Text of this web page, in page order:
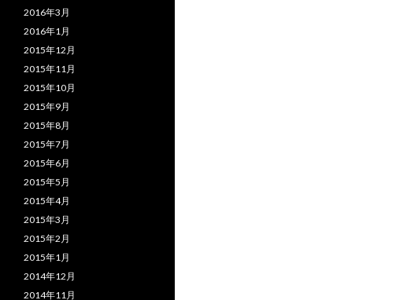
2016年3月
2016年1月
2015年12月
2015年11月
2015年10月
2015年9月
2015年8月
2015年7月
2015年6月
2015年5月
2015年4月
2015年3月
2015年2月
2015年1月
2014年12月
2014年11月